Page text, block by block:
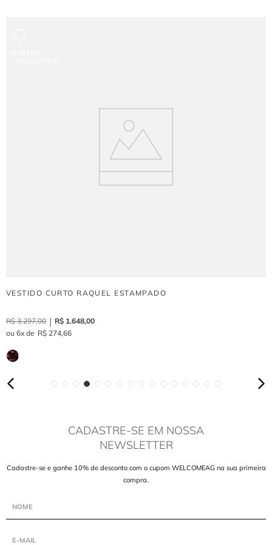
VESTIDO CURTO RAQUEL ESTAMPADO
R$ 3.297,00 R$ 1.648,00
6
R$ 274,66
CADASTRE-SE EM NOSSA
NEWSLETTER
Cadastre-se e ganhe 10% de desconto com o cupom WELCOMEAG na sua primeira
compra.